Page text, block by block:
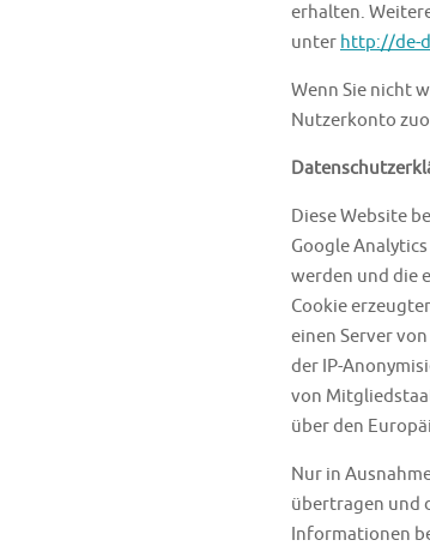
erhalten.
unter http://de-
Wenn Sie nicht
Nutzerkonto
Diese Website
Google
werden und die
Cookie
einen Server
der IP-
von
über den
Nur in
übertragen und
Informationen